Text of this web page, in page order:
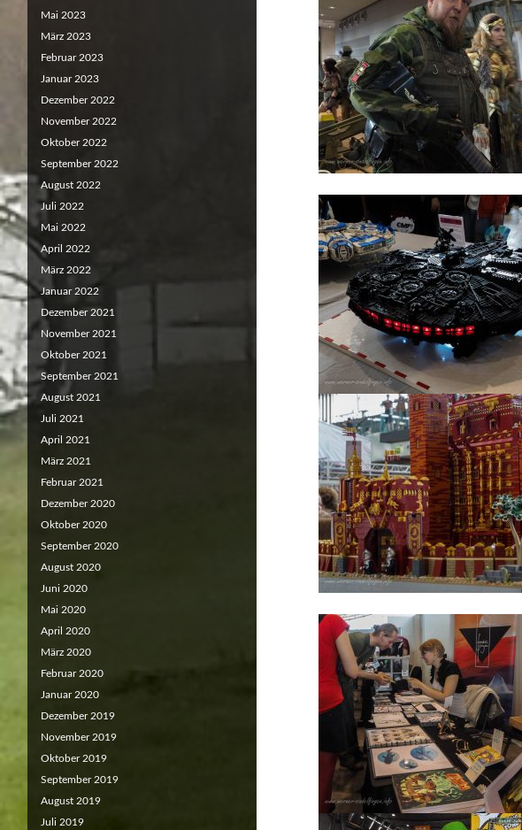
Mai 2023
März 2023
Februar 2023
Januar 2023
Dezember 2022
November 2022
Oktober 2022
September 2022
August 2022
Juli 2022
Mai 2022
April 2022
März 2022
Januar 2022
Dezember 2021
November 2021
Oktober 2021
September 2021
August 2021
Juli 2021
April 2021
März 2021
Februar 2021
Dezember 2020
Oktober 2020
September 2020
August 2020
Juni 2020
Mai 2020
April 2020
März 2020
Februar 2020
Januar 2020
Dezember 2019
November 2019
Oktober 2019
September 2019
August 2019
Juli 2019